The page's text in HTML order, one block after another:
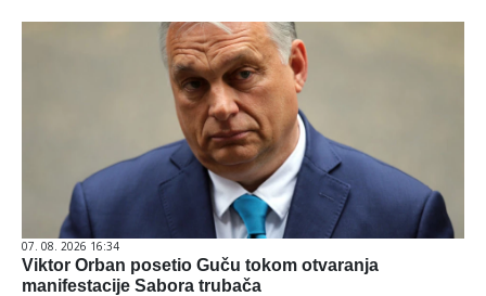
07. 08. 2026 16:34
Viktor Orban posetio Guču tokom otvaranja
manifestacije Sabora trubača